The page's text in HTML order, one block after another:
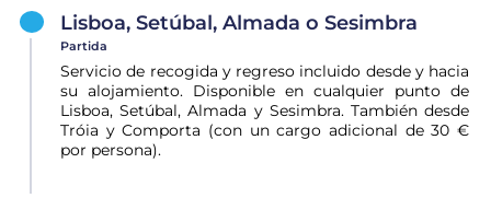
Lisboa, Setúbal, Almada o Sesimbra
Partida
Servicio de recogida y regreso incluido desde y hacia
su alojamiento. Disponible en cualquier punto de
Lisboa, Setúbal, Almada y Sesimbra. También desde
Tróia y Comporta (con un cargo adicional de 30 €
por persona).